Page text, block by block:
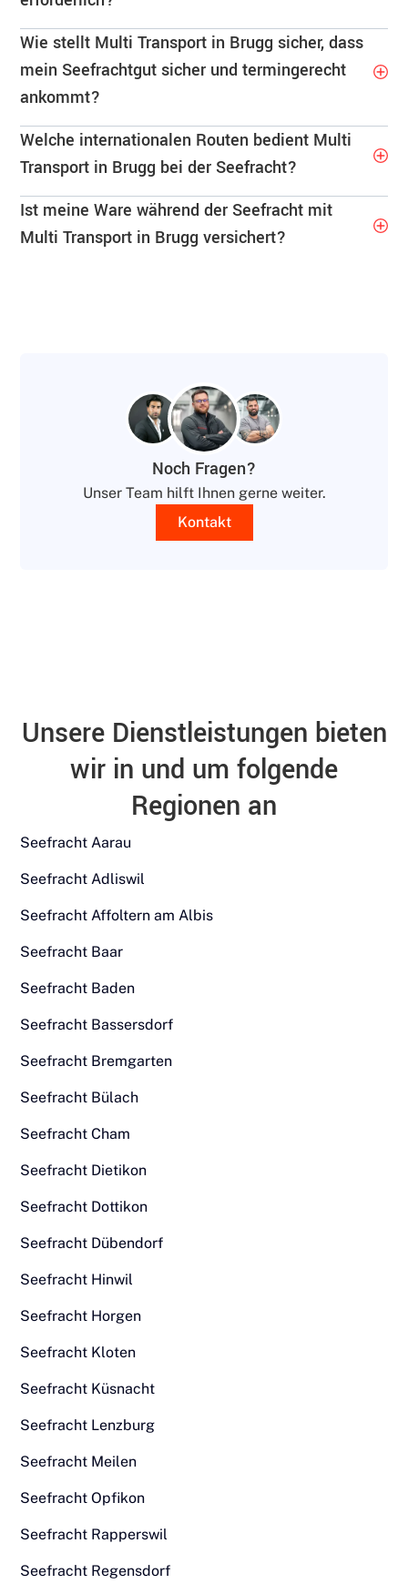
Wie stellt Multi Transport in Brugg sicher, dass
mein Seefrachtgut sicher und termingerecht
ankommt?
Welche internationalen Routen bedient Multi
Transport in Brugg bei der Seefracht?
Ist meine Ware während der Seefracht mit
Multi Transport in Brugg versichert?
Noch Fragen?
Unser Team hilft Ihnen gerne weiter.
Kontakt
Unsere Dienstleistungen bieten
wir in und um folgende
Regionen an
Seefracht Aarau
Seefracht Adliswil
Seefracht Affoltern am Albis
Seefracht Baar
Seefracht Baden
Seefracht Bassersdorf
Seefracht Bremgarten
Seefracht Bülach
Seefracht Cham
Seefracht Dietikon
Seefracht Dottikon
Seefracht Dübendorf
Seefracht Hinwil
Seefracht Horgen
Seefracht Kloten
Seefracht Küsnacht
Seefracht Lenzburg
Seefracht Meilen
Seefracht Opfikon
Seefracht Rapperswil
Seefracht Regensdorf